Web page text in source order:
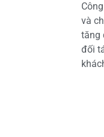
và
tăng
đối